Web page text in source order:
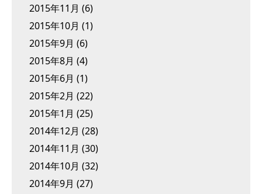
2015年11月 (6)
2015年10月 (1)
2015年9月 (6)
2015年8月 (4)
2015年6月 (1)
2015年2月 (22)
2015年1月 (25)
2014年12月 (28)
2014年11月 (30)
2014年10月 (32)
2014年9月 (27)